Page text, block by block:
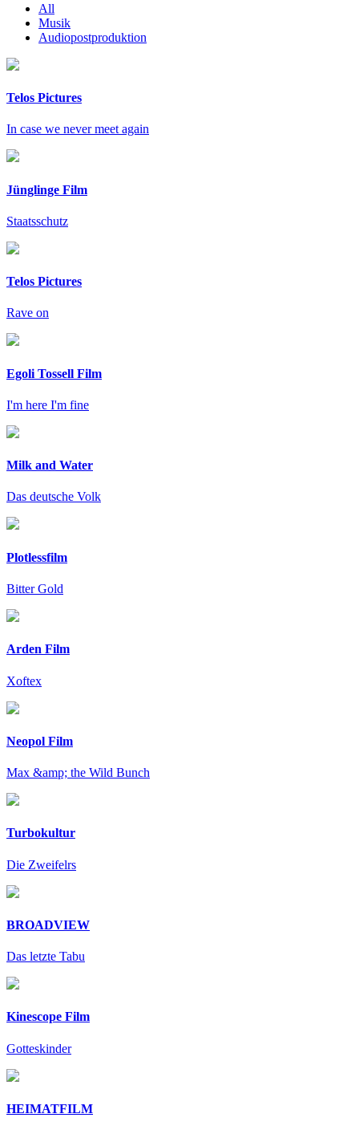
All
Musik
Audiopostproduktion
Telos Pictures
In case we never meet again
Jünglinge Film
Staatsschutz
Telos Pictures
Rave on
Egoli Tossell Film
I'm here I'm fine
Milk and Water
Das deutsche Volk
Plotlessfilm
Bitter Gold
Arden Film
Xoftex
Neopol Film
Max &amp; the Wild Bunch
Turbokultur
Die Zweifelrs
BROADVIEW
Das letzte Tabu
Kinescope Film
Gotteskinder
HEIMATFILM